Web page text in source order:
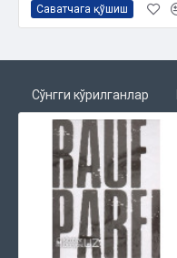
Саватчага қўшиш
Сўнгги кўрилганлар